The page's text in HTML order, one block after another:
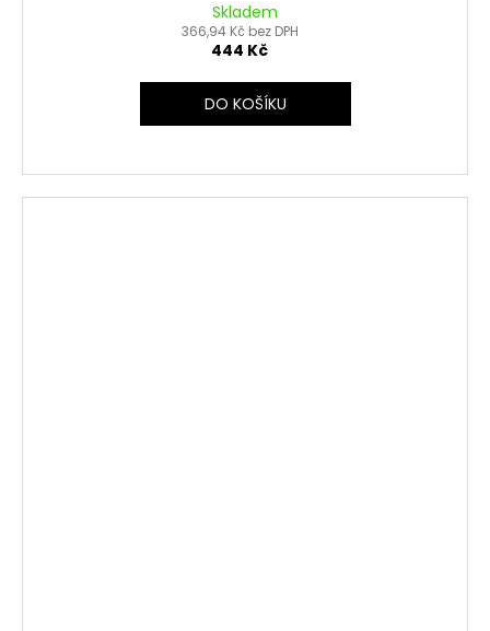
Skladem
366,94 Kč bez DPH
444 Kč
DO KOŠÍKU